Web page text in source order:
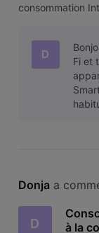
consommation
même lorsque je
D
Fi et
Donja a
D
à la